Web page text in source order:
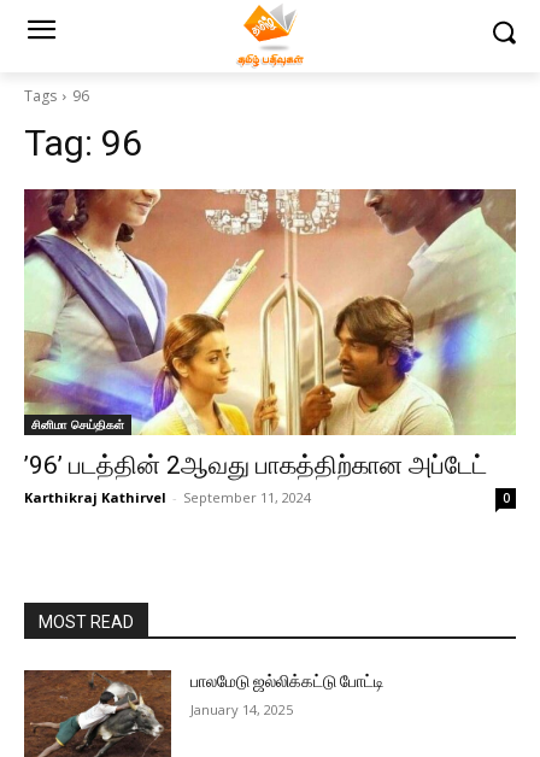
Tags 96
Tag: 96
சினிமா செய்திகள்
’96’ படத்தின் 2ஆவது பாகத்திற்கான அப்டேட்
Karthikraj Kathirvel - September 11, 2024 0
MOST READ
பாலமேடு ஜல்லிக்கட்டு போட்டி
January 14, 2025